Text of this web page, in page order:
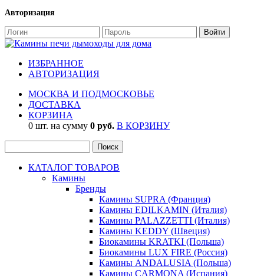
Авторизация
ИЗБРАННОЕ
АВТОРИЗАЦИЯ
МОСКВА И ПОДМОСКОВЬЕ
ДОСТАВКА
КОРЗИНА
0 шт. на сумму 0 руб. В КОРЗИНУ
КАТАЛОГ ТОВАРОВ
Камины
Бренды
Камины SUPRA (Франция)
Камины EDILKAMIN (Италия)
Камины PALAZZETTI (Италия)
Камины KEDDY (Швеция)
Биокамины KRATKI (Польша)
Биокамины LUX FIRE (Россия)
Камины ANDALUSIA (Польша)
Камины CARMONA (Испания)